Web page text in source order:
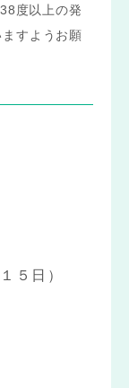
度以上の発
すようお願
５日）